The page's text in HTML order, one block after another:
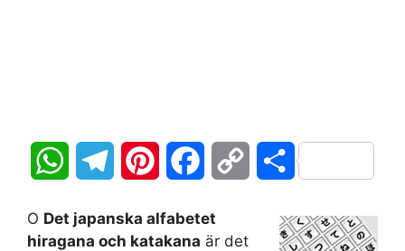
W
a l n c
D
l
O Det japanska alfabetet
hiragana och katakana är det